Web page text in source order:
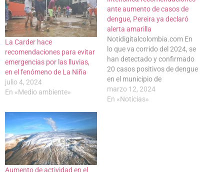
La Carder hace
recomendaciones para evitar
emergencias por las lluvias,
en el fenómeno de La Niña
julio 4, 2024
En «Medio ambiente»
ante aumento de casos de
dengue, Pereira ya declaró
alerta amarilla
Notidigitalcolombia.com En
lo que va corrido del 2024, se
han detectado y confirmado
20 casos positivos de dengue
en el municipio de
Dosquebradas, 11
autóctonos y 9 por contagios
marzo 12, 2024
En «Noticias»
Aumento de actividad en el